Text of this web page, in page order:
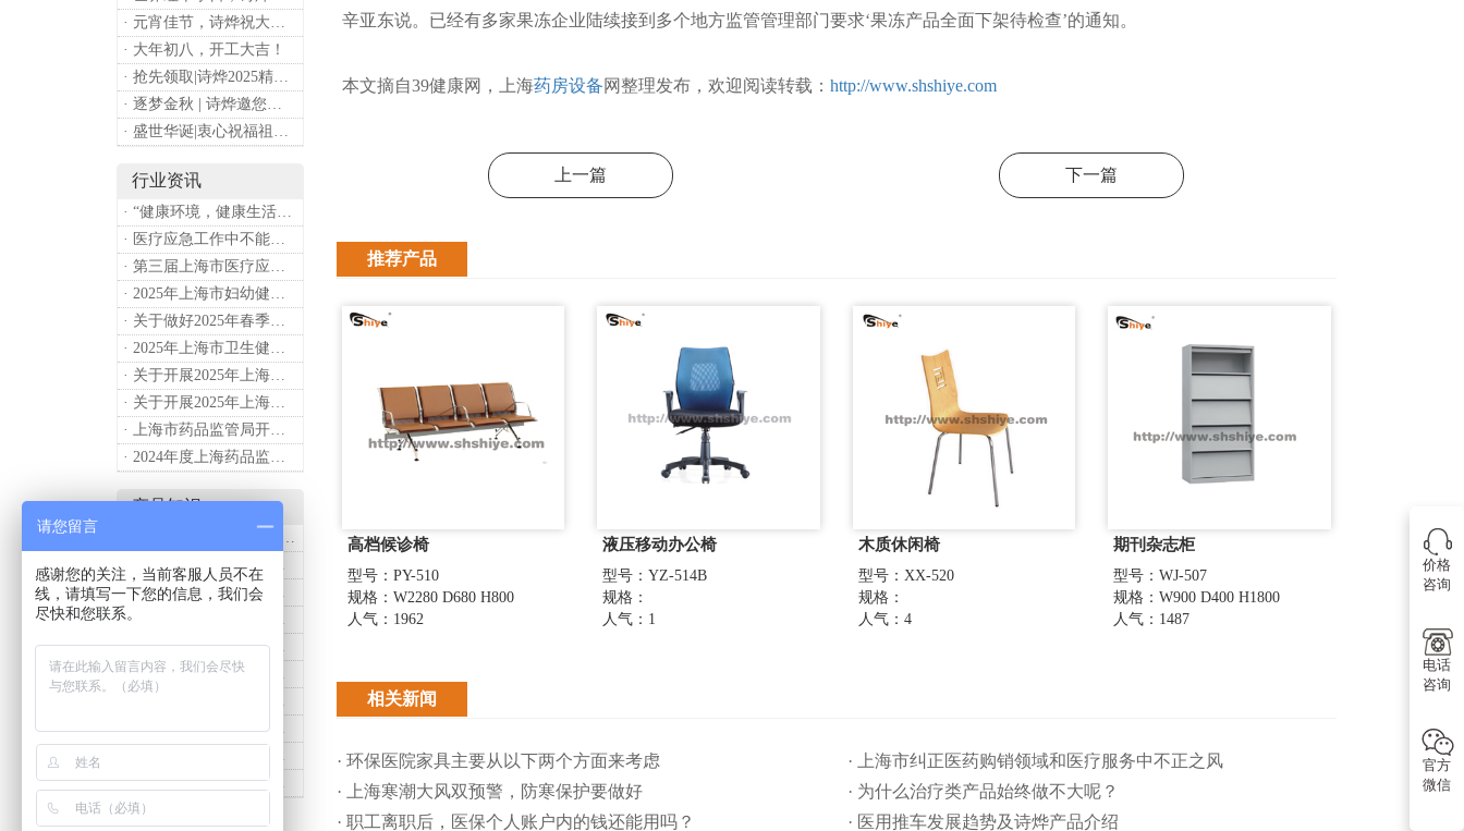
· 元宵佳节，诗烨祝大家团团圆圆
· 大年初八，开工大吉！
· 抢先领取|诗烨2025精美台历超前放送！
· 逐梦金秋 | 诗烨邀您共赴第90届中国国际医疗器械博览会
· 盛世华诞|衷心祝福祖国母亲昌盛富强！
行业资讯
· “健康环境，健康生活”，上海第37个爱国卫生月系列活动
· 医疗应急工作中不能忽略的设备：医用转运车
· 第三届上海市医疗应急青年职业技能大赛暨第八届进博会医疗保障技能大比武活动通知
· 2025年上海市妇幼健康工作要点
· 关于做好2025年春季新冠病毒感染等重点传染病防治工作的通知
· 2025年上海市卫生健康工作要点
· 关于开展2025年上海市健康街镇建设工作的通知
· 关于开展2025年上海市中小微型企业职业健康帮扶工作的通知
· 上海市药品监管局开展进口医疗器械转境内生产工作调研
· 2024年度上海药品监管工作十大亮点
产品知识
· 诗烨推荐：T系列医用推车介绍
· 诗烨医用床头柜购买联系方式及交货时间
· 医用推车发展趋势及诗烨产品介绍
· 诗烨不锈钢仪器车结构详解及应用用途
· 诗烨液压抢救车与手摇抢救车选购指南
· 诗烨不锈钢医用屏风标准款优选四折屏风的核心缘由
· 诗烨西药柜与中药柜的区别及采购选择影响分析
· 诗烨豪华儿童病床婴幼儿功能设计及使用效果
· 诗烨医用办公桌与普通办公桌的区别及医院采购优势
· 诗烨网布办公椅与真皮办公椅优势及选购指南
辛亚东说。已经有多家果冻企业陆续接到多个地方监管管理部门要求‘果冻产品全面下架待检查’的通知。
本文摘自39健康网，上海药房设备网整理发布，欢迎阅读转载： http://www.shshiye.com
上一篇 下一篇
推荐产品
高档候诊椅
型号：PY-510
规格：W2280 D680 H800
人气：1962
液压移动办公椅
型号：YZ-514B
规格：
人气：1
木质休闲椅
型号：XX-520
规格：
人气：4
期刊杂志柜
型号：WJ-507
规格：W900 D400 H1800
人气：1487
相关新闻
· 环保医院家具主要从以下两个方面来考虑
· 上海市纠正医药购销领域和医疗服务中不正之风
· 上海寒潮大风双预警，防寒保护要做好
· 为什么治疗类产品始终做不大呢？
· 职工离职后，医保个人账户内的钱还能用吗​？
· 医用推车发展趋势及诗烨产品介绍
价格
咨询
电话
咨询
官方
微信
请您留言
感谢您的关注，当前客服人员不在
线，请填写一下您的信息，我们会
尽快和您联系。